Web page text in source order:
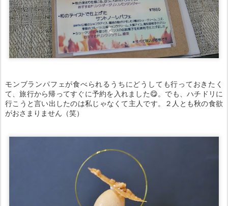
モンブランパフェが食べられるうちにどうしても行っておきたく
て、旅行から帰ってすぐに予約を入れました😋。でも、ハチドリに
行こうと言い出したのは私じゃなくて主人です。２人とも秋の食欲
がおさまりません（笑）